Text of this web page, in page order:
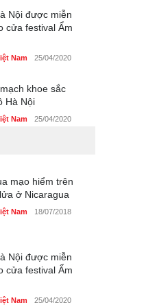
Nội được miễn
cửa festival Ẩm
Nam 25/04/2020
khoe sắc
Hà Nội
Nam 25/04/2020
Nam 24/04/2020
ăn đồng quê
mạo hiểm trên
ở Nicaragua
Nam 18/07/2018
Nội được miễn
cửa festival Ẩm
Nam 25/04/2020